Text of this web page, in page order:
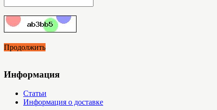
Продолжить
Информация
Статьи
Информация о доставке